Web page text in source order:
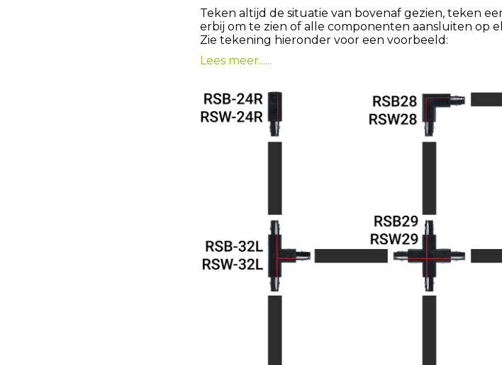
Teken altijd de situatie van bovenaf gezien, teken
erbij om te zien of alle componenten aansluiten op
Zie tekening hieronder voor een voorbeeld:
Lees meer......